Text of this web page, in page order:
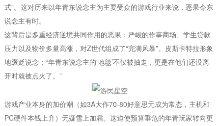
式”。这对历来以年青东说念主为主要受众的游戏行业来说，恶果令东
说念主有时。
这背后是多重经济逆境共同作用的恶果：严峻的作事商场、学生贷款
压力以及物价多量高涨，对Z世代组成了“完满风暴”。皮斯卡特拉形象
地褒贬说念：“年青东说念主的‘地毯’不仅被抽走，更是在他们还没离
开时就被点火了。”
游戏产业本身的加价潮（如3A大作70-80好意思元成为常态，主机和
PC硬件本钱上升）无疑雪上加霜。这迫使预算垂危的年青玩家转向更